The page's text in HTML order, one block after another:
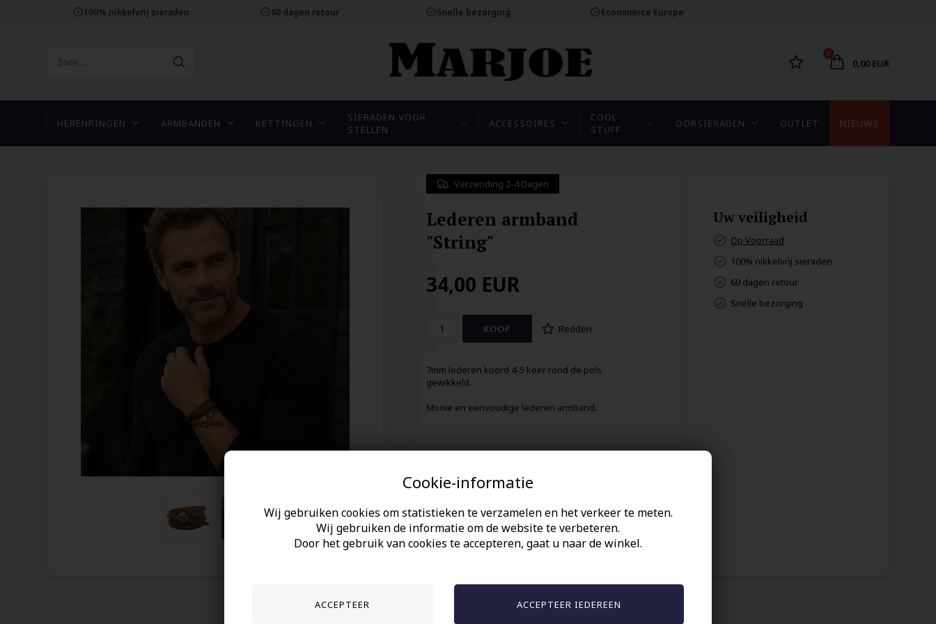
Cookie-informatie
Wij gebruiken cookies om statistieken te verzamelen en het verkeer te meten.
Wij gebruiken de informatie om de website te verbeteren.
Door het gebruik van cookies te accepteren, gaat u naar de winkel.
100% nikkelvrij sieraden 60 dagen retour Snelle bezorging Ecommerce Europe
0
0,00 EUR
HERENRINGEN ARMBANDEN KETTINGEN
SIERADEN VOOR
STELLEN
ACCESSOIRES
COOL
STUFF
OORSIERADEN OUTLET NIEUWS
Verzending 2-4 Dagen
Lederen armband
"String"
34,00 EUR
Redden
7mm lederen koord 4-5 keer rond de pols
gewikkeld.
Mooie en eenvoudige lederen armband.
Uw veiligheid
Op Voorraad
100% nikkelvrij sieraden
60 dagen retour
Snelle bezorging
Anderen gekocht hebben ook